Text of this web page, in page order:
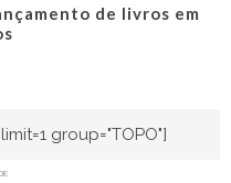
de livros em
group="TOPO"]